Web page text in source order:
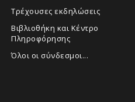
Τρέχουσες εκδηλώσεις
Βιβλιοθήκη και Κέντρο
Πληροφόρησης
Όλοι οι σύνδεσμοι...